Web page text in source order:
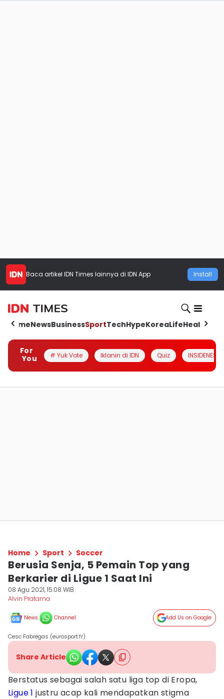
Baca artikel IDN Times lainnya di IDN App Install
HomeNewsBusinessSportTechHypeKoreaLifeHealth
For
You
# Yuk Vote Iklanin di IDN Quiz INSIDENESIA
Home Sport Soccer
Berusia Senja, 5 Pemain Top yang
Berkarier di Ligue 1 Saat Ini
08 Agu 2021, 15:08 WIB
Alvin Pratama
News Channel Add Us on Google
Cesc Fabregas (eurosport.fr)
Share Article
Berstatus sebagai salah satu liga top di Eropa,
Ligue 1 justru acap kali mendapatkan stigma